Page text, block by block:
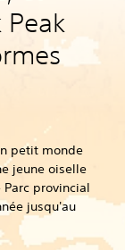
petit monde
jeune oiselle
provincial
jusqu'au